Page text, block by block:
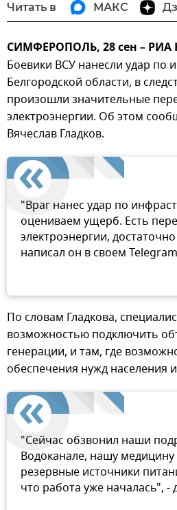
Читать в МАКС
СИМФЕРОПОЛЬ, 28 сен – РИА
Боевики ВСУ нанесли удар по
Белгородской области, в
произошли значительные
электроэнергии. Об этом
Вячеслав Гладков.
"Враг нанес удар по
оцениваем ущерб. Есть
электроэнергии,
написал он в своем
По словам Гладкова,
возможностью подключить
генерации, и там, где
обеспечения нужд населения
"Сейчас обзвонил наши
Водоканале, нашу
резервные источники
что работа уже началась", -